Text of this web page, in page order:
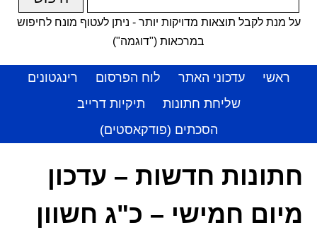
על מנת לקבל תוצאות מדויקות יותר - ניתן לעטוף מונח לחיפוש
במרכאות ("דוגמה")
ראשי עדכוני האתר לוח הפרסום
רינגטונים
שליחת חתונות
תיקיות דרייב
הסכתים (פודקאסטים)
חתונות חדשות – עדכון
מיום חמישי – כ"ג חשוון